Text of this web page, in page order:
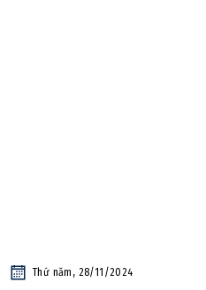
Thứ năm, 28/11/2024